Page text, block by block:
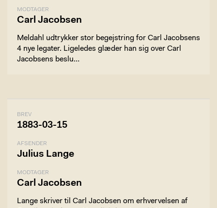
MODTAGER
Carl Jacobsen
Meldahl udtrykker stor begejstring for Carl Jacobsens
4 nye legater. Ligeledes glæder han sig over Carl
Jacobsens beslu…
BREV
1883-03-15
AFSENDER
Julius Lange
MODTAGER
Carl Jacobsen
Lange skriver til Carl Jacobsen om erhvervelsen af